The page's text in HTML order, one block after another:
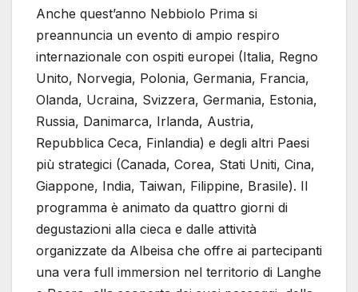
Anche quest’anno Nebbiolo Prima si
preannuncia un evento di ampio respiro
internazionale con ospiti europei (Italia, Regno
Unito, Norvegia, Polonia, Germania, Francia,
Olanda, Ucraina, Svizzera, Germania, Estonia,
Russia, Danimarca, Irlanda, Austria,
Repubblica Ceca, Finlandia) e degli altri Paesi
più strategici (Canada, Corea, Stati Uniti, Cina,
Giappone, India, Taiwan, Filippine, Brasile). Il
programma è animato da quattro giorni di
degustazioni alla cieca e dalle attività
organizzate da Albeisa che offre ai partecipanti
una vera full immersion nel territorio di Langhe